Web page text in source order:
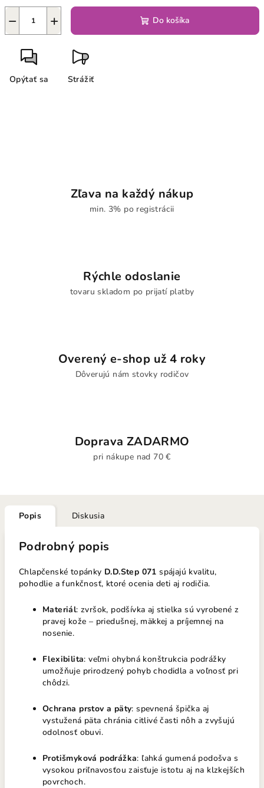
+
− Do košíka
Opýtať sa Strážiť
Zľava na každý nákup
min. 3% po registrácii
Rýchle odoslanie
tovaru skladom po prijatí platby
Overený e-shop už 4 roky
Dôverujú nám stovky rodičov
Doprava ZADARMO
pri nákupe nad 70 €
Popis Diskusia
Podrobný popis
Chlapčenské topánky D.D.Step 071 spájajú kvalitu,
pohodlie a funkčnosť, ktoré ocenia deti aj rodičia.
Materiál: zvršok, podšívka aj stielka sú vyrobené z
pravej kože – priedušnej, mäkkej a príjemnej na
nosenie.
Flexibilita: veľmi ohybná konštrukcia podrážky
umožňuje prirodzený pohyb chodidla a voľnosť pri
chôdzi.
Ochrana prstov a päty: spevnená špička aj
vystužená päta chránia citlivé časti nôh a zvyšujú
odolnosť obuvi.
Protišmyková podrážka: ľahká gumená podošva s
vysokou priľnavosťou zaisťuje istotu aj na klzkejších
povrchoch.